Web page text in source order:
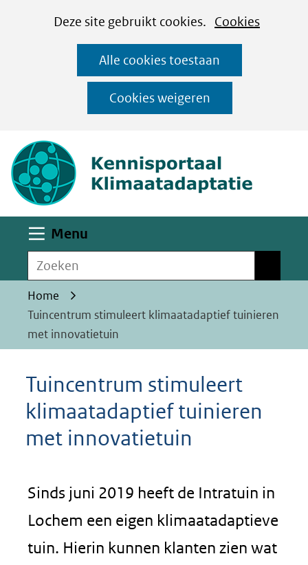
CookiesDeze site gebruikt cookies. Cookies
op
deze
website
worden
toegestaan
geweigerd.
Alle cookies toestaan
Cookies weigeren
Ga
naar
de
inhoud
Menu
Zoeken
Home
Tuincentrum stimuleert klimaatadaptief tuinieren
met innovatietuin
Tuincentrum stimuleert
klimaatadaptief tuinieren
met innovatietuin
Sinds juni 2019 heeft de Intratuin in
Lochem een eigen klimaatadaptieve
tuin. Hierin kunnen klanten zien wat